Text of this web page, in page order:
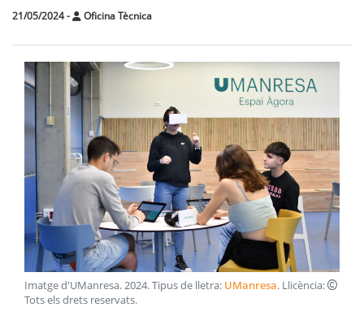
21/05/2024- Oficina Tècnica
Imatge d'UManresa.2024. Tipus de lletra: UManresa. Llicència:
Tots els drets reservats.